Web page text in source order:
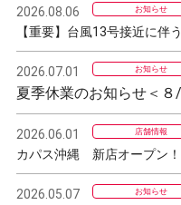
2026.08.06 お知らせ
【重要】台風13号接近に伴
2026.07.01 お知らせ
夏季休業のお知らせ＜
2026.06.01 店舗情報
カパス沖縄 新店オープン！
2026.05.07 お知らせ